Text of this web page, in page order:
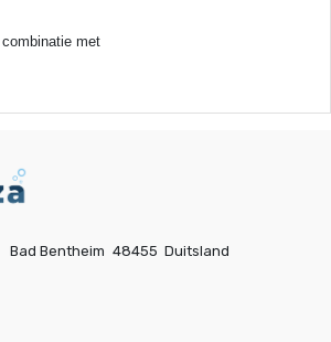
met
Bad Bentheim 48455 Duitsland